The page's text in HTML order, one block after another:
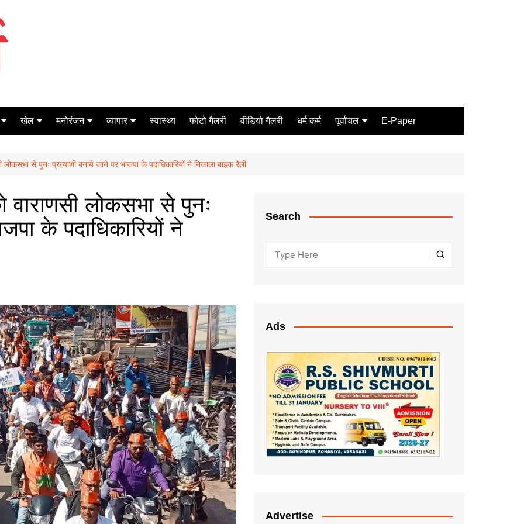
खेल
टेनिस
मनोरंजन
मिर्च मसाला
व्यापार
ऑटो मोबाइल
स्वास्थ्य फोटो गैलरी वीडियो गैलरी धर्म कर्म पूर्वांचल E-Paper
लोकसभा से पुनः प्रत्याशी बनाये जाने पर भाजपा के पदाधिकारियों ने निकाला बाइक रैली
वाराणसी लोकसभा से पुनः
के पदाधिकारियों ने
Search
Ads
Advertise